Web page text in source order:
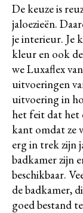
De keuze is
jaloezieën.
je interieur. Je
kleur en ook
we Luxaflex
uitvoeringen
uitvoering in
het feit dat het
kant omdat ze
erg in trek zijn
badkamer zijn
beschikbaar.
de badkamer,
goed bestand